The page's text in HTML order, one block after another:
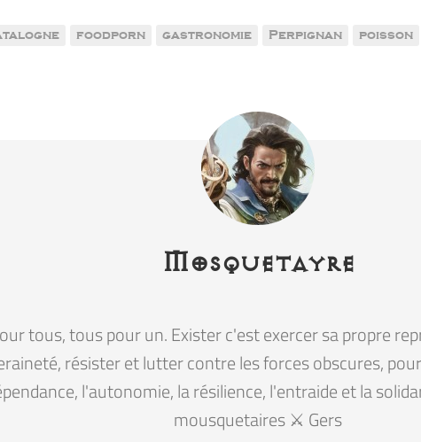
foodporn gastronomie Perpignan poisson
Mosquetayre
tous, tous pour un. Exister c'est exercer sa propre
résister et lutter contre les forces obscures,
l'autonomie, la résilience, l'entraide et la
mousquetaires ⚔️ Gers